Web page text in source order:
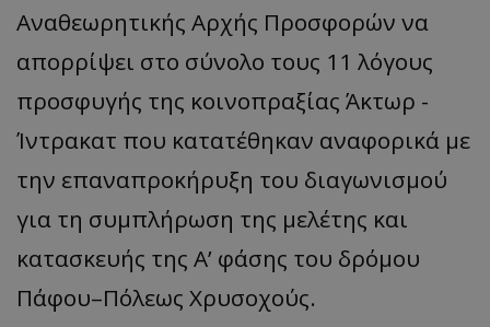
Αναθεωρητικής Αρχής Προσφορών να
απορρίψει στο σύνολο τους 11 λόγους
προσφυγής της κοινοπραξίας Άκτωρ -
Ίντρακατ που κατατέθηκαν αναφορικά με
την επαναπροκήρυξη του διαγωνισμού
για τη συμπλήρωση της μελέτης και
κατασκευής της Α’ φάσης του δρόμου
Πάφου–Πόλεως Χρυσοχούς.